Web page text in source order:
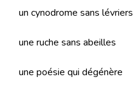
un cynodrome sans lévriers
une ruche sans abeilles
une poésie qui dégénère